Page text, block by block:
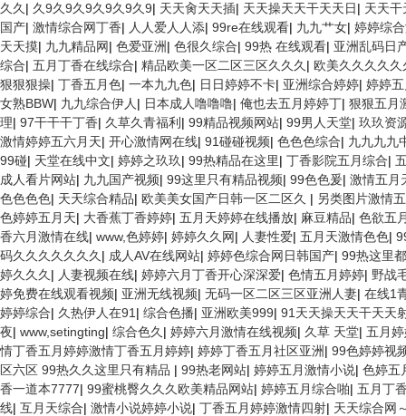
久久 | 久9久9久9久9久9久9| 天天肏天天插| 天天操天天干天天日| 天天干
国产| 激情综合网丁香| 人人爱人人添| 99re在线观看| 九九艹女| 婷婷综
天天摸| 九九精品网| 色爱亚洲| 色很久综合| 99热 在线观看| 亚洲乱码日
综合| 五月丁香在线综合| 精品欧美一区二区三区久久久 | 欧美久久久久
狠狠狠操| 丁香五月色| 一本九九色| 日日婷婷不卡| 亚洲综合婷婷| 婷婷
女熟BBW| 九九综合伊人 | 日本成人噜噜噜| 俺也去五月婷婷丁| 狠狠五月
理| 97干干干丁香| 久草久青福利 | 99精品视频网站| 99男人天堂| 玖玖资
激情婷婷五六月天| 开心激情网在线| 91碰碰视频| 色色色综合| 九九九九
99碰| 天堂在线中文| 婷婷之玖玖| 99热精品在这里| 丁香影院五月综合|
成人看片网站| 九九国产视频| 99这里只有精品视频| 99色色爰| 激情五月
色色色色| 天天综合精品| 欧美美女国产日韩一区二区久 | 另类图片激情
色婷婷五月天| 大香蕉丁香婷婷| 五月天婷婷在线播放| 麻豆精品| 色欲五
香六月激情在线| www,色婷婷| 婷婷久久网| 人妻性爱| 五月天激情色色|
码久久久久久久久 | 成人AV在线网站| 婷婷色综合网日韩国产| 99热这里
婷久久久 | 人妻视频在线| 婷婷六月丁香开心深深爱| 色情五月婷婷| 野战
婷免费在线观看视频| 亚洲无线视频| 无码一区二区三区亚洲人妻| 在线1
婷婷综合| 久热伊人在91 | 综合色播| 亚洲欧美999| 91天天操天天干天天
夜| www,setingting| 综合色久 | 婷婷六月激情在线视频| 久草 天堂| 五月
情丁香五月婷婷激情丁香五月婷婷| 婷婷丁香五月社区亚洲| 99色婷婷视
区六区 99热久久这里只有精品 | 99热老网站| 婷婷五月激情小说| 色婷五
香一道本7777| 99蜜桃臀久久久欧美精品网站| 婷婷五月综合啪| 五月丁
线| 互月天综合| 激情小说婷婷小说| 丁香五月婷婷激情四射| 天天综合网